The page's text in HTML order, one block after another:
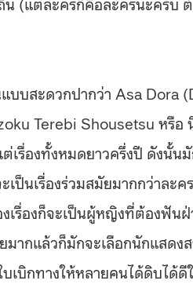
บสะดวกปากว่า Asa Dora
Terebi Shousetsu หรื
รื่องทั้งหมดยาวครึ่งปี ดังนั้น
ะเป็นเรื่องร่วมสมัยมากกว่าล
รื่องก็จะเป็นผู้หญิงที่ต้องฟันฝ่
กแล้วก็มักจะเลือกนักแสดง
เบิกทางให้หลายคนได้ดิบได้ดี